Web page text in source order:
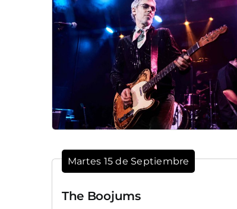
Martes 15 de Septiembre
The Boojums